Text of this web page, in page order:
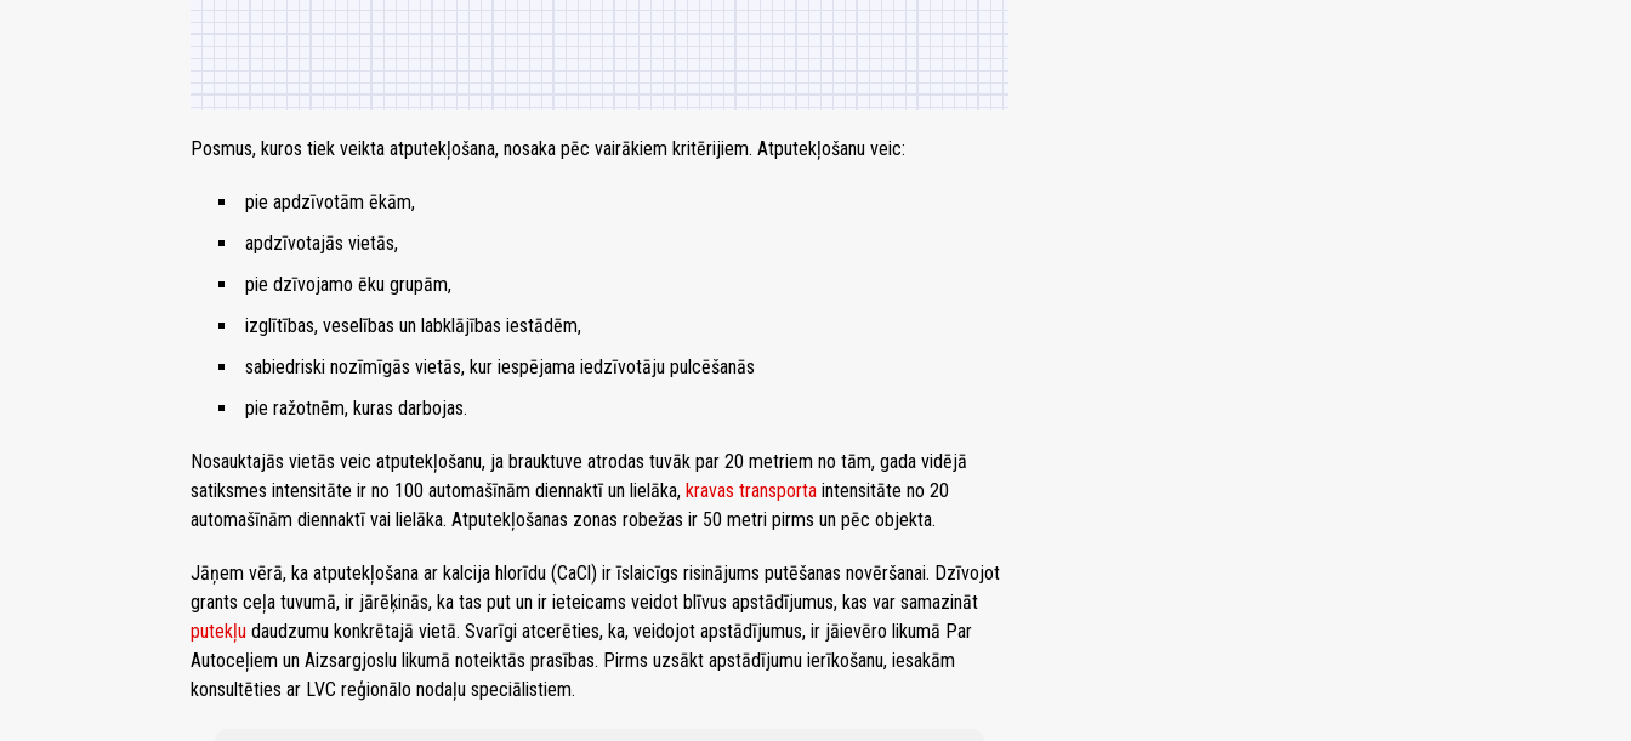
Posmus, kuros tiek veikta atputekļošana, nosaka pēc vairākiem kritērijiem. Atputekļošanu veic:
pie apdzīvotām ēkām,
apdzīvotajās vietās,
pie dzīvojamo ēku grupām,
izglītības, veselības un labklājības iestādēm,
sabiedriski nozīmīgās vietās, kur iespējama iedzīvotāju pulcēšanās
pie ražotnēm, kuras darbojas.
Nosauktajās vietās veic atputekļošanu, ja brauktuve atrodas tuvāk par 20 metriem no tām, gada vidējā
satiksmes intensitāte ir no 100 automašīnām diennaktī un lielāka, kravas transporta intensitāte no 20
automašīnām diennaktī vai lielāka. Atputekļošanas zonas robežas ir 50 metri pirms un pēc objekta.
Jāņem vērā, ka atputekļošana ar kalcija hlorīdu (CaCl) ir īslaicīgs risinājums putēšanas novēršanai. Dzīvojot
grants ceļa tuvumā, ir jārēķinās, ka tas put un ir ieteicams veidot blīvus apstādījumus, kas var samazināt
putekļu daudzumu konkrētajā vietā. Svarīgi atcerēties, ka, veidojot apstādījumus, ir jāievēro likumā Par
Autoceļiem un Aizsargjoslu likumā noteiktās prasības. Pirms uzsākt apstādījumu ierīkošanu, iesakām
konsultēties ar LVC reģionālo nodaļu speciālistiem.